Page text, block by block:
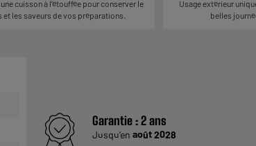
cuisson à l’étouffée pour conserver le
et les saveurs de vos préparations.
Usage extérieur
belles
Garantie :2 ans
Jusqu'en août 2028